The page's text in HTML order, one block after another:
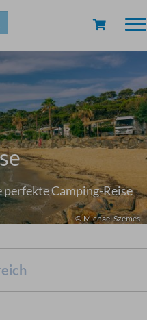
Camping-Reise
© Michael Szemes